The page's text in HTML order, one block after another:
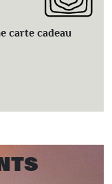
carte cadeau